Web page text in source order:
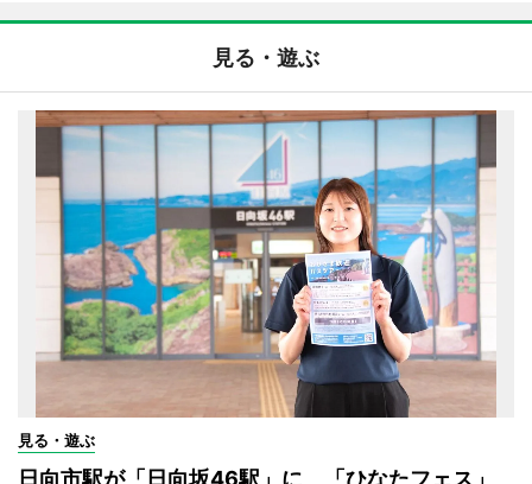
見る・遊ぶ
見る・遊ぶ
日向市駅が「日向坂46駅」に 「ひなたフェス」